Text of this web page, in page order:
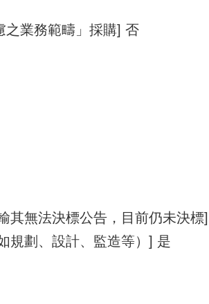
之業務範疇」採購] 否
其無法決標公告，目前仍未決標
規劃、設計、監造等）] 是